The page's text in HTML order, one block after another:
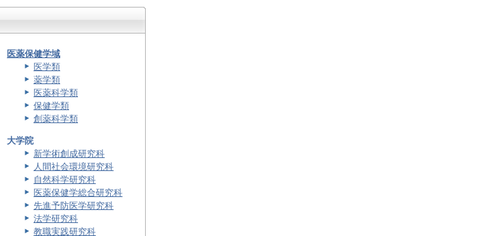
医薬保健学域
医学類
薬学類
医薬科学類
保健学類
創薬科学類
大学院
新学術創成研究科
人間社会環境研究科
自然科学研究科
医薬保健学総合研究科
先進予防医学研究科
法学研究科
教職実践研究科